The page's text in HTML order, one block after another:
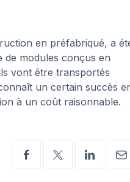
en préfabriqué, a
de modules conçus en
vont être transportés
un certain succès
à un coût raisonnable.